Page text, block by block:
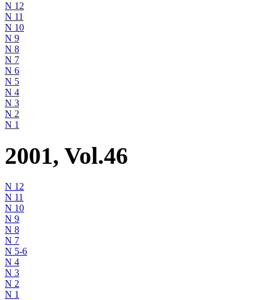
N 12
N 11
N 10
N 9
N 8
N 7
N 6
N 5
N 4
N 3
N 2
N 1
2001, Vol.46
N 12
N 11
N 10
N 9
N 8
N 7
N 5-6
N 4
N 3
N 2
N 1